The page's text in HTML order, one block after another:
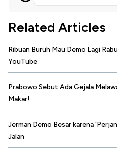
Related Articles
Ribuan Buruh Mau Demo Lagi
YouTube
Prabowo Sebut Ada Gejala
Makar!
Jerman Demo Besar karena
Jalan